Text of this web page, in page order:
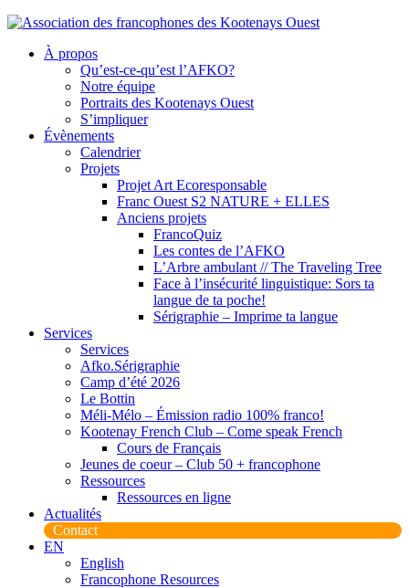
À propos
Qu’est-ce-qu’est l’AFKO?
Notre équipe
Portraits des Kootenays Ouest
S’impliquer
Évènements
Calendrier
Projets
Projet Art Ecoresponsable
Franc Ouest S2 NATURE + ELLES
Anciens projets
FrancoQuiz
Les contes de l’AFKO
L’Arbre ambulant // The Traveling Tree
Face à l’insécurité linguistique: Sors ta
langue de ta poche!
Sérigraphie – Imprime ta langue
Services
Services
Afko.Sérigraphie
Camp d’été 2026
Le Bottin
Méli-Mélo – Émission radio 100% franco!
Kootenay French Club – Come speak French
Cours de Français
Jeunes de coeur – Club 50 + francophone
Ressources
Ressources en ligne
Actualités
Contact
EN
English
Francophone Resources